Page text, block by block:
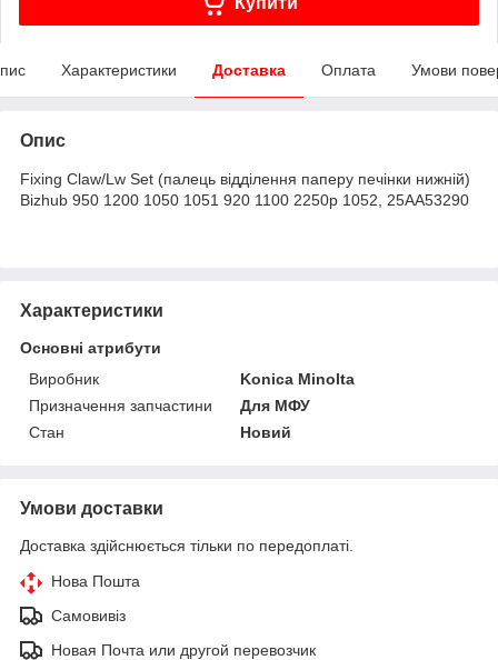
Характеристики Доставка Оплата Умови
Опис
Fixing Claw/Lw Set (палець відділення паперу печінки нижній)
Bizhub 950 1200 1050 1051 920 1100 2250p 1052, 25AA53290
Характеристики
Основні атрибути
Виробник
Konica Minolta
Призначення запчастини
Для МФУ
Стан
Новий
Умови доставки
Доставка здійснюється тільки по передоплаті.
Нова Пошта
Самовивіз
Новая Почта или другой перевозчик